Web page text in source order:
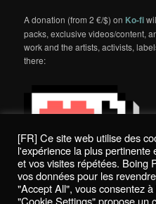
A donation (from 2 €/$) on Ko-fi
packs, exclusive videos/content,
work and the artists, activists,
there:
[FR] Ce site web utilise des
l'expérience la plus
et vos visites répétées. Boing
vos données pour les
"Accept All", vous consentez
"Cookie Settings" propose un